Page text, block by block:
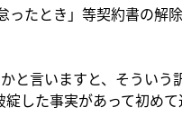
ったとき」等契約書の解
と言いますと、そういう
した事実があって初め